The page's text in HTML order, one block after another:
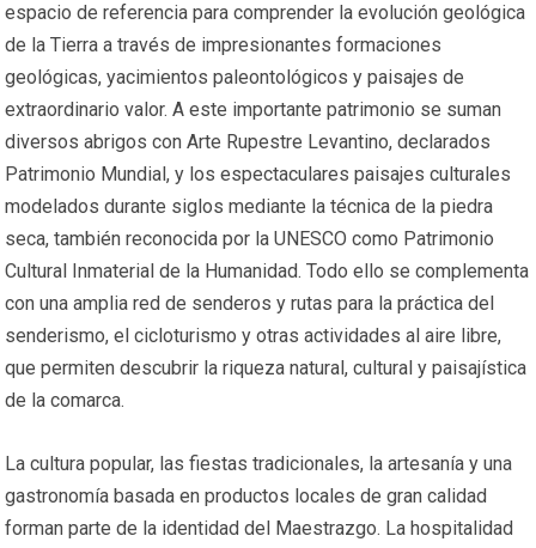
espacio de referencia para comprender la evolución geológica
de la Tierra a través de impresionantes formaciones
geológicas, yacimientos paleontológicos y paisajes de
extraordinario valor. A este importante patrimonio se suman
diversos abrigos con Arte Rupestre Levantino, declarados
Patrimonio Mundial, y los espectaculares paisajes culturales
modelados durante siglos mediante la técnica de la piedra
seca, también reconocida por la UNESCO como Patrimonio
Cultural Inmaterial de la Humanidad. Todo ello se complementa
con una amplia red de senderos y rutas para la práctica del
senderismo, el cicloturismo y otras actividades al aire libre,
que permiten descubrir la riqueza natural, cultural y paisajística
de la comarca.
La cultura popular, las fiestas tradicionales, la artesanía y una
gastronomía basada en productos locales de gran calidad
forman parte de la identidad del Maestrazgo. La hospitalidad